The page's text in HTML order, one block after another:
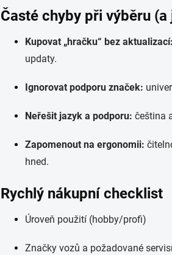
Časté chyby při výběru
Kupovat „hračku“ bez aktualizací:
updaty.
Ignorovat podporu značek:
Neřešit jazyk a podporu: čeština
Zapomenout na ergonomii:
hned.
Rychlý nákupní checklist
Úroveň použití (hobby/profi)
Značky vozů a požadované